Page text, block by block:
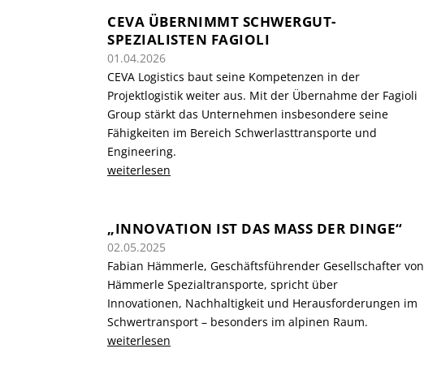
CEVA ÜBERNIMMT SCHWERGUT-
SPEZIALISTEN FAGIOLI
01.04.2026
CEVA Logistics baut seine Kompetenzen in der
Projektlogistik weiter aus. Mit der Übernahme der Fagioli
Group stärkt das Unternehmen insbesondere seine
Fähigkeiten im Bereich Schwerlasttransporte und
Engineering.
weiterlesen
„INNOVATION IST DAS MASS DER DINGE“
02.05.2025
Fabian Hämmerle, Geschäftsführender Gesellschafter von
Hämmerle Spezialtransporte, spricht über
Innovationen, Nachhaltigkeit und Herausforderungen im
Schwertransport – besonders im alpinen Raum.
weiterlesen